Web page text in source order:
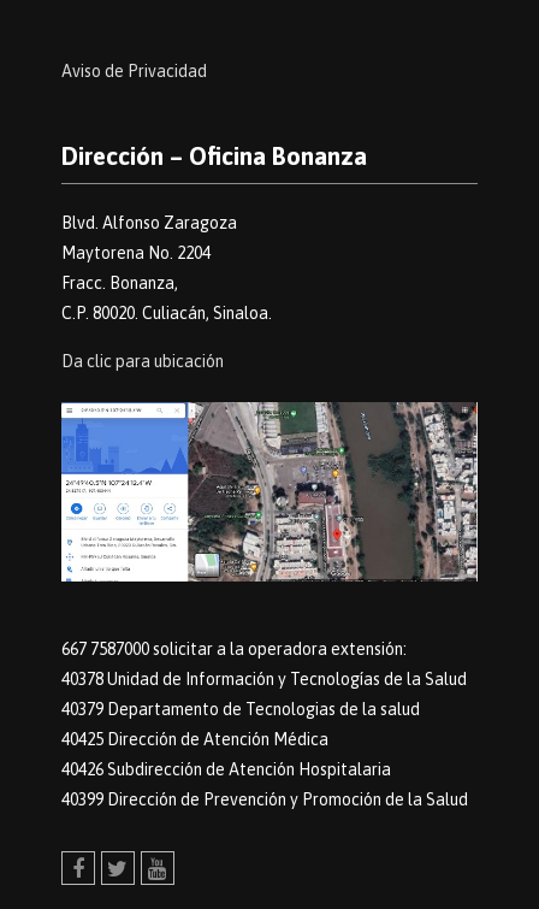
Aviso de Privacidad
Dirección – Oficina Bonanza
Blvd. Alfonso Zaragoza
Maytorena No. 2204
Fracc. Bonanza,
C.P. 80020. Culiacán, Sinaloa.
Da clic para ubicación
667 7587000 solicitar a la operadora extensión:
40378 Unidad de Información y Tecnologías de la Salud
40379 Departamento de Tecnologias de la salud
40425 Dirección de Atención Médica
40426 Subdirección de Atención Hospitalaria
40399 Dirección de Prevención y Promoción de la Salud